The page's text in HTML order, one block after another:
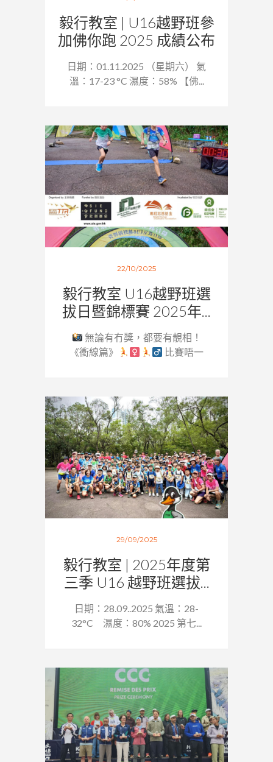
毅行教室 | U16越野班參
加佛你跑 2025 成績公布
日期：01.11.2025 （星期六） 氣
溫：17-23 °C 濕度：58% 【佛...
22/10/2025
毅行教室 U16越野班選
拔日暨錦標賽 2025年...
無論有冇獎，都要有靚相！
《衝線篇》
比賽唔一
29/09/2025
毅行教室 | 2025年度第
三季 U16 越野班選拔...
日期：28.09..2025 氣溫：28-
32°C 濕度：80% 2025 第七...